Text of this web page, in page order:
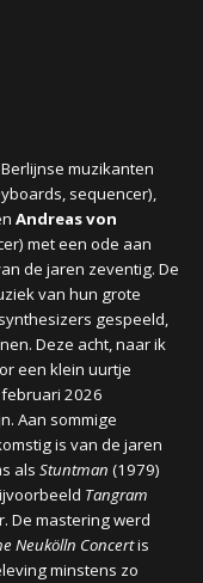
muzikanten
sequencer),
Andreas von
met een ode aan
de jaren zeventig. De
van hun grote
gespeeld,
Deze acht, naar ik
een klein uurtje
2026
Aan sommige
is van de jaren
als Stuntman (1979)
Tangram
De mastering werd
Neukölln Concertis
minstens zo